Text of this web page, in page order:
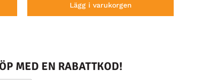
Lägg i varukorgen
MED EN RABATTKOD!